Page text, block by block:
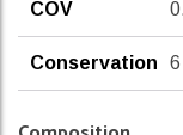
COV
Conservation